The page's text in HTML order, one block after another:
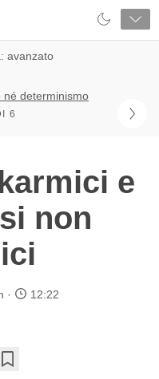
avanzato
né determinismo
6
e
non
12:22